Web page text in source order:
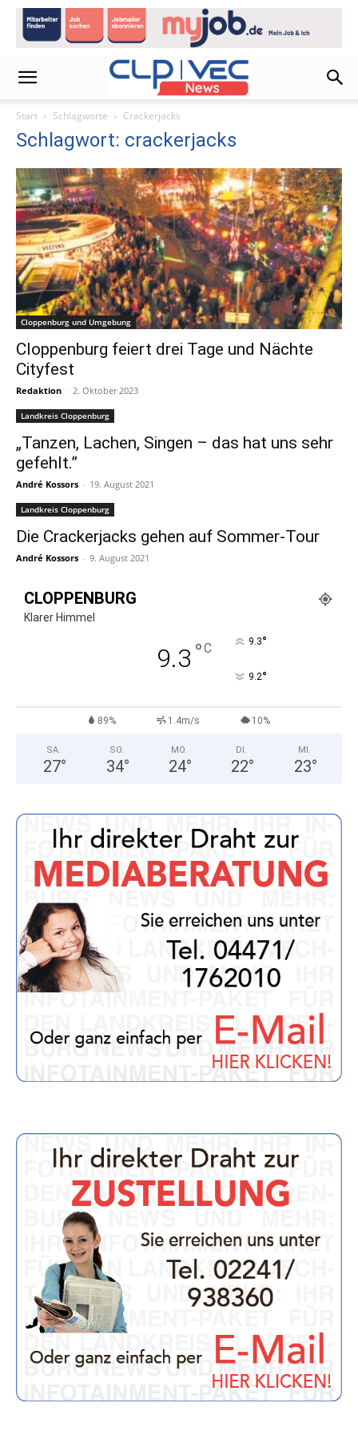
Start Schlagworte Crackerjacks
Schlagwort: crackerjacks
Cloppenburg und Umgebung
Cloppenburg feiert drei Tage und Nächte
Cityfest
Redaktion - 2. Oktober 2023
Landkreis Cloppenburg
„Tanzen, Lachen, Singen – das hat uns sehr
gefehlt.”
André Kossors - 19. August 2021
Landkreis Cloppenburg
Die Crackerjacks gehen auf Sommer-Tour
André Kossors - 9. August 2021
CLOPPENBURG
Klarer Himmel
9.3 °C 9.3°
9.2°
89% 1.4m/s 10%
SA.
27°
SO.
34°
MO.
24°
DI.
22°
MI.
23°